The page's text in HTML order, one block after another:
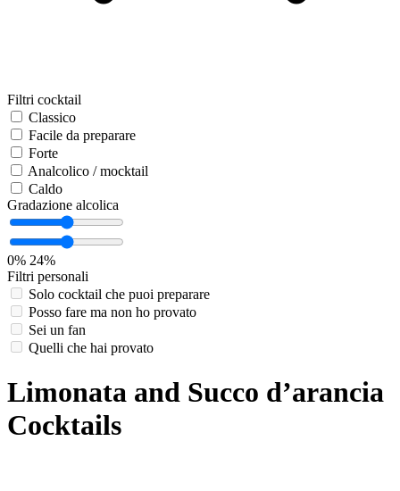
Filtri cocktail
Classico
Facile da preparare
Forte
Analcolico / mocktail
Caldo
Gradazione alcolica
0% 24%
Filtri personali
Solo cocktail che puoi preparare
Posso fare ma non ho provato
Sei un fan
Quelli che hai provato
Limonata and Succo d’arancia
Cocktails